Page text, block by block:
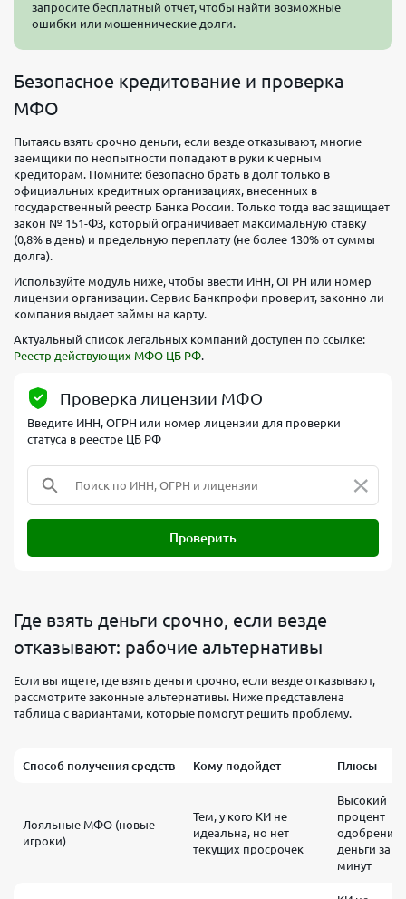
запросите бесплатный отчет, чтобы найти возможные
ошибки или мошеннические долги.
Безопасное кредитование и проверка
МФО
Пытаясь взять срочно деньги, если везде отказывают, многие
заемщики по неопытности попадают в руки к черным
кредиторам. Помните: безопасно брать в долг только в
официальных кредитных организациях, внесенных в
государственный реестр Банка России. Только тогда вас защищает
закон № 151-ФЗ, который ограничивает максимальную ставку
(0,8% в день) и предельную переплату (не более 130% от суммы
долга).
Используйте модуль ниже, чтобы ввести ИНН, ОГРН или номер
лицензии организации. Сервис Банкпрофи проверит, законно ли
компания выдает займы на карту.
Актуальный список легальных компаний доступен по ссылке:
Реестр действующих МФО ЦБ РФ.
Проверка лицензии МФО
Введите ИНН, ОГРН или номер лицензии для проверки
статуса в реестре ЦБ РФ
Проверить
×
Где взять деньги срочно, если везде
отказывают: рабочие альтернативы
Если вы ищете, где взять деньги срочно, если везде отказывают,
рассмотрите законные альтернативы. Ниже представлена
таблица с вариантами, которые помогут решить проблему.
Способ получения средств Кому подойдет Плюсы
Лояльные МФО (новые
игроки)
Тем, у кого КИ не
идеальна, но нет
текущих просрочек
Высокий
процент
одобрения,
деньги за 15
минут